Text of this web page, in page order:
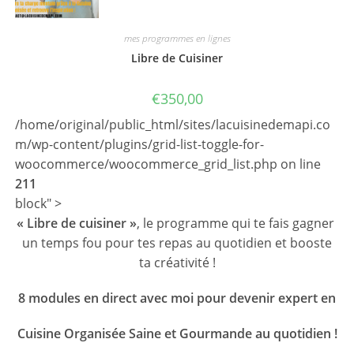
mes programmes en lignes
Libre de Cuisiner
€350,00
/home/original/public_html/sites/lacuisinedemapi.co
m/wp-content/plugins/grid-list-toggle-for-
woocommerce/woocommerce_grid_list.php on line
211
block" >
« Libre de cuisiner », le programme qui te fais gagner
un temps fou pour tes repas au quotidien et booste
ta créativité !
8 modules en direct avec moi pour devenir expert en
Cuisine Organisée Saine et Gourmande au quotidien !